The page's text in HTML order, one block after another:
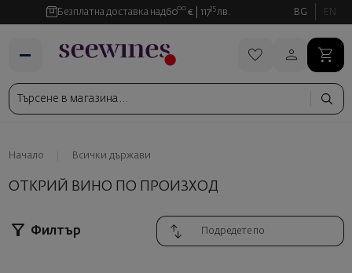
Безплатна доставка над6000 € 11735 лв. BG EN
Начало Всички държави
ОТКРИЙ ВИНО ПО ПРОИЗХОД
Филтър